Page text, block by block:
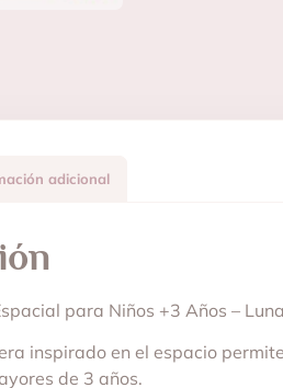
adicional
para Niños +3 Años –
inspirado en el espacio
de 3 años.